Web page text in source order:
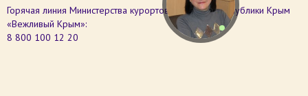
Горячая линия Министерства курортов и туризма Республики Крым
«Вежливый Крым»:
8 800 100 12 20